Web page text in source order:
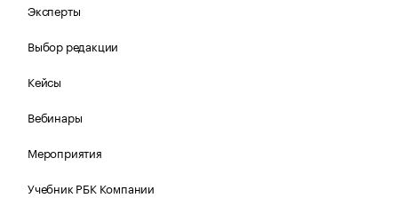
Эксперты
Выбор редакции
Кейсы
Вебинары
Мероприятия
Учебник РБК Компании